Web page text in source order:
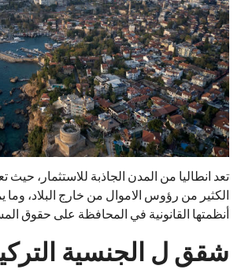
تعد انطاليا من المدن الجاذبة للاستثمار،
الكثير من رؤوس الاموال من خارج البلاد، وما
أنظمتها القانونية في المحافظة على حقوق
شقق ل الجنسية